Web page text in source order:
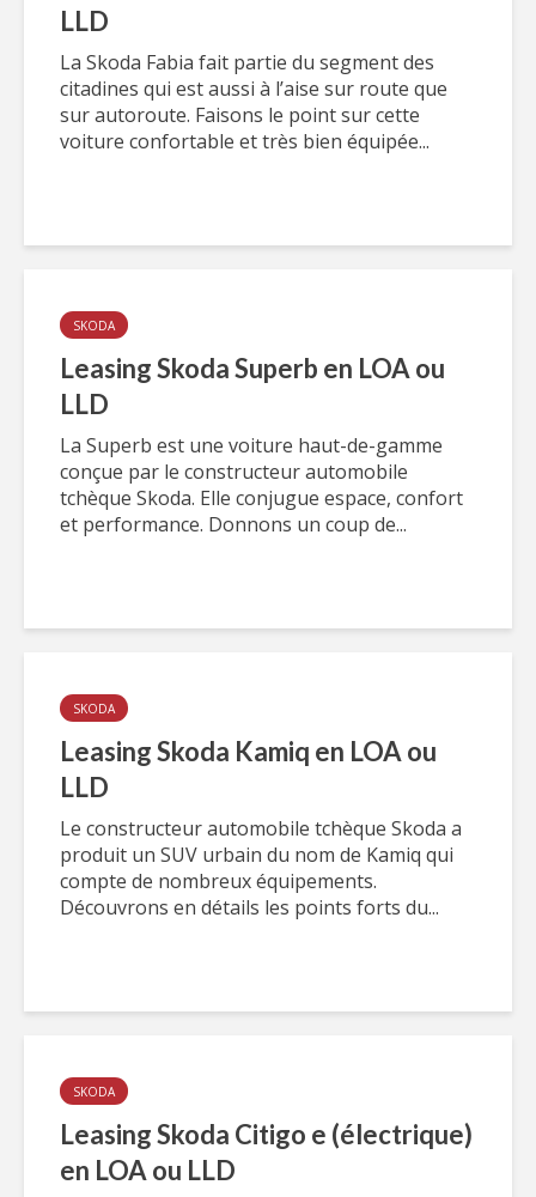
LLD
La Skoda Fabia fait partie du segment des
citadines qui est aussi à l’aise sur route que
sur autoroute. Faisons le point sur cette
voiture confortable et très bien équipée...
SKODA
Leasing Skoda Superb en LOA ou
LLD
La Superb est une voiture haut-de-gamme
conçue par le constructeur automobile
tchèque Skoda. Elle conjugue espace, confort
et performance. Donnons un coup de...
SKODA
Leasing Skoda Kamiq en LOA ou
LLD
Le constructeur automobile tchèque Skoda a
produit un SUV urbain du nom de Kamiq qui
compte de nombreux équipements.
Découvrons en détails les points forts du...
SKODA
Leasing Skoda Citigo e (électrique)
en LOA ou LLD